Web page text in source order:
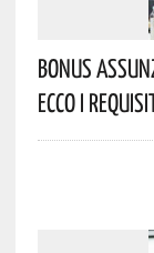
Bonus
Ecco I